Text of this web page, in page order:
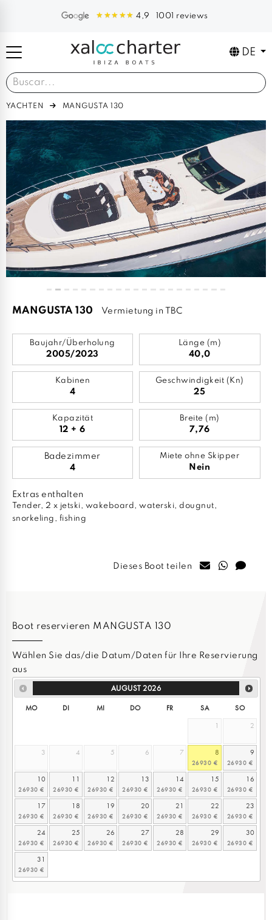
4,9 1001 reviews
DE
YACHTEN MANGUSTA 130
Previous Next
MANGUSTA 130 Vermietung in TBC
Baujahr/Überholung
2005/2023
Länge (m)
40,0
Kabinen
4
Geschwindigkeit (Kn)
25
Kapazität
12 + 6
Breite (m)
7,76
Badezimmer
4
Miete ohne Skipper
Nein
Extras enthalten
Tender, 2 x jetski, wakeboard, waterski, dougnut,
snorkeling, fishing
Dieses Boot teilen
Boot reservieren MANGUSTA 130
Wählen Sie das/die Datum/Daten für Ihre Reservierung
aus
AUGUST 2026
MO DI MI DO FR SA
SO
1
2
3 4 5 6 7 8 9
10 11 12 13 14 15 16
17 18 19 20 21 22 23
24 25 26 27 28 29 30
31